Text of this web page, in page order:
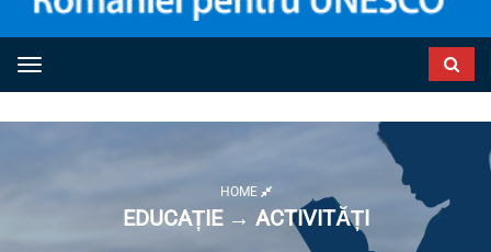
Toggle navigation
HOME
EDUCAȚIE → ACTIVITĂȚI